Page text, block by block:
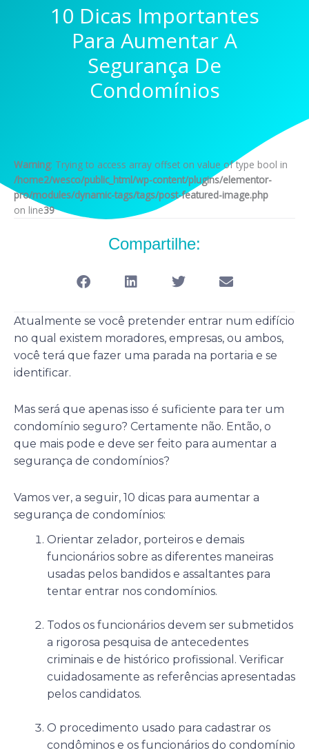
10 Dicas Importantes
Para Aumentar A
Segurança De
Condomínios
Warning: Trying to access array offset on value of type bool in
/home2/wesco/public_html/wp-content/plugins/elementor-
pro/modules/dynamic-tags/tags/post-featured-image.php
on line39
Compartilhe:
Atualmente se você pretender entrar num edifício
no qual existem moradores, empresas, ou ambos,
você terá que fazer uma parada na portaria e se
identificar.
Mas será que apenas isso é suficiente para ter um
condomínio seguro? Certamente não. Então, o
que mais pode e deve ser feito para aumentar a
segurança de condomínios?
Vamos ver, a seguir, 10 dicas para aumentar a
segurança de condomínios:
Orientar zelador, porteiros e demais
funcionários sobre as diferentes maneiras
usadas pelos bandidos e assaltantes para
tentar entrar nos condomínios.
Todos os funcionários devem ser submetidos
a rigorosa pesquisa de antecedentes
criminais e de histórico profissional. Verificar
cuidadosamente as referências apresentadas
pelos candidatos.
O procedimento usado para cadastrar os
condôminos e os funcionários do condomínio